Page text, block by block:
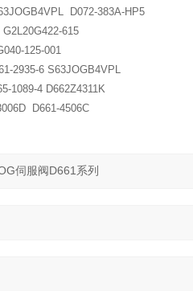
D072-383A-HP5
615
125-001
2935-6 S63JOGB4VPL
1089-4 D662Z4311K
D661-4506C